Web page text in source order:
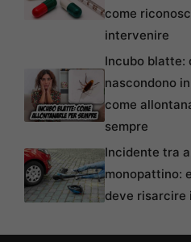
come
intervenire
Incubo blatte:
nascondono
come
sempre
Incidente tra
monopattino:
deve risarcire